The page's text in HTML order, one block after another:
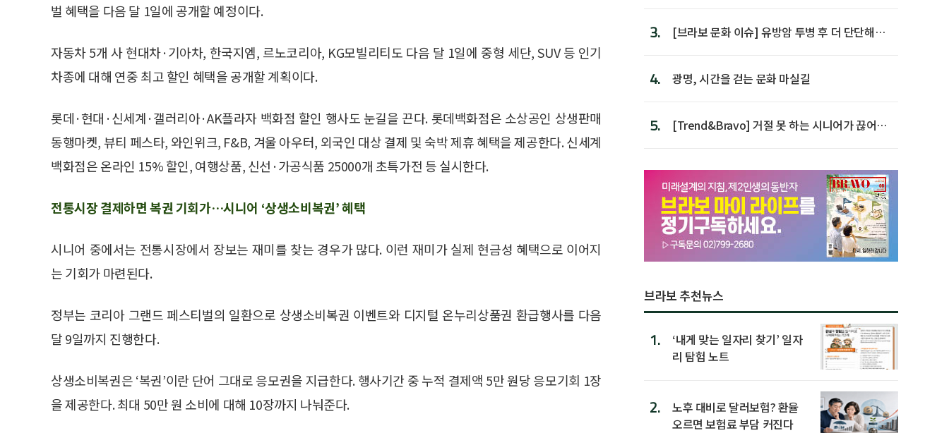
벌 혜택을 다음 달 1일에 공개할 예정이다.
자동차 5개 사 현대차·기아차, 한국지엠, 르노코리아, KG모빌리티도 다음 달 1일에 중형 세단, SUV 등 인기
차종에 대해 연중 최고 할인 혜택을 공개할 계획이다.
롯데·현대·신세계·갤러리아·AK플라자 백화점 할인 행사도 눈길을 끈다. 롯데백화점은 소상공인 상생판매
동행마켓, 뷰티 페스타, 와인위크, F&B, 겨울 아우터, 외국인 대상 결제 및 숙박 제휴 혜택을 제공한다. 신세계
백화점은 온라인 15% 할인, 여행상품, 신선·가공식품 25000개 초특가전 등 실시한다.
전통시장 결제하면 복권 기회가…시니어 ‘상생소비복권’ 혜택
시니어 중에서는 전통시장에서 장보는 재미를 찾는 경우가 많다. 이런 재미가 실제 현금성 혜택으로 이어지
는 기회가 마련된다.
정부는 코리아 그랜드 페스티벌의 일환으로 상생소비복권 이벤트와 디지털 온누리상품권 환급행사를 다음
달 9일까지 진행한다.
상생소비복권은 ‘복권’이란 단어 그대로 응모권을 지급한다. 행사기간 중 누적 결제액 5만 원당 응모기회 1장
을 제공한다. 최대 50만 원 소비에 대해 10장까지 나눠준다.
3.
[브라보 문화 이슈] 유방암 투병 후 더 단단해진
4. 광명, 시간을 걷는 문화 마실길
5.
[Trend&Bravo] 거절 못 하는 시니어가 끊어야
브라보 추천뉴스
1.
‘내게 맞는 일자리 찾기’ 일자
리 탐험 노트
2.
노후 대비로 달러보험? 환율
오르면 보험료 부담 커진다